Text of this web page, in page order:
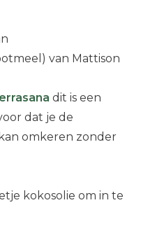
van Mattison
dit is een
dat je de
omkeren zonder
kokosolie om in te